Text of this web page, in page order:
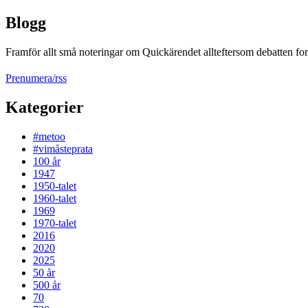
Blogg
Framför allt små noteringar om Quickärendet allteftersom debatten
Prenumera/rss
Kategorier
#metoo
#vimåsteprata
100 år
1947
1950-talet
1960-talet
1969
1970-talet
2016
2020
2025
50 år
500 år
70